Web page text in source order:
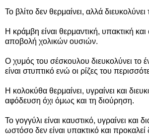
Το βλίτο δεν θερμαίνει, αλλά διευκολύνει
Η κράμβη είναι θερμαντική, υπακτική
αποβολή χολικών ουσιών.
Ο χυμός του σέσκουλου διευκολύνει το
είναι στυπτικό ενώ οι ρίζες του
Η κολοκύθα θερμαίνει, υγραίνει και
αφόδευση όχι όμως και τη διούρηση.
Το γογγύλι είναι καυστικό, υγραίνει και
ωστόσο δεν είναι υπακτικό και προκαλεί